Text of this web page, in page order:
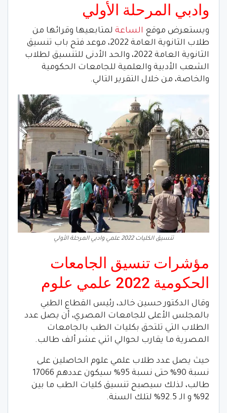
وادبي المرحلة الأولي
ويستعرض موقع الساعة لمتابعيها وقرائها من
طلاب الثانوية العامة 2022، موعد فتح باب تنسيق
الثانوية العامة 2022، والحد الأدنى للتنسيق لطلاب
الشعب الأدبية والعلمية للجامعات الحكومية
والخاصة، من خلال التقرير التالي.
تنسيق الكليات 2022 علمي وادبي المرحلة الأولي
مؤشرات تنسيق الجامعات
الحكومية 2022 علمي علوم
وقال الدكتور حسين خالد، رئيس القطاع الطبي
بالمجلس الأعلى للجامعات المصري، أن يصل عدد
الطلاب التي تلتحق بكليات الطب بالجامعات
المصرية ما يقارب لحوالي اثني عشر ألف طالب.
حيث يصل عدد طلاب علمي علوم الحاصلين على
نسبة 90% حتى نسبة 95% سيكون عددهم 17066
طالب، لذلك سيصبح تنسيق كليات الطب ما بين
92% و الـ 92.5% لتلك السنة.